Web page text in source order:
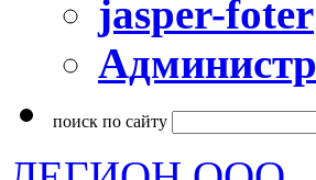
jasper-foter
поиск по сайту